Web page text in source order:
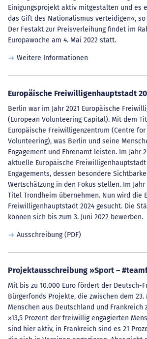
Einigungsprojekt aktiv mitgestalten und es
das Gift des Nationalismus verteidigen«,
Der Festakt zur Preisverleihung findet im
Europawoche am 4. Mai 2022 statt.
Weitere Informationen
Europäische Freiwilligenhauptstadt
Berlin war im Jahr 2021 Europäische
(European Volunteering Capital). Mit dem
Europäische Freiwilligenzentrum (Centre for
Volunteering), was Berlin und seine
Engagement und Ehrenamt leisten. Im Jahr
aktuelle Europäische
Engagements, dessen besondere
Wertschätzung in den Fokus stellen. Im
Titel Trondheim übernehmen. Nun wird die
Freiwilligenhauptstadt 2024 gesucht. Die
können sich bis zum 3. Juni 2022 bewerben.
Ausschreibung (PDF)
Projektausschreibung »Sport –
Mit bis zu 10.000 Euro fördert der Deutsch-
Bürgerfonds Projekte, die zwischen dem 23.
Menschen aus Deutschland und Frankreich
»13,5 Prozent der freiwillig engagierten
sind hier aktiv, in Frankreich sind es 21